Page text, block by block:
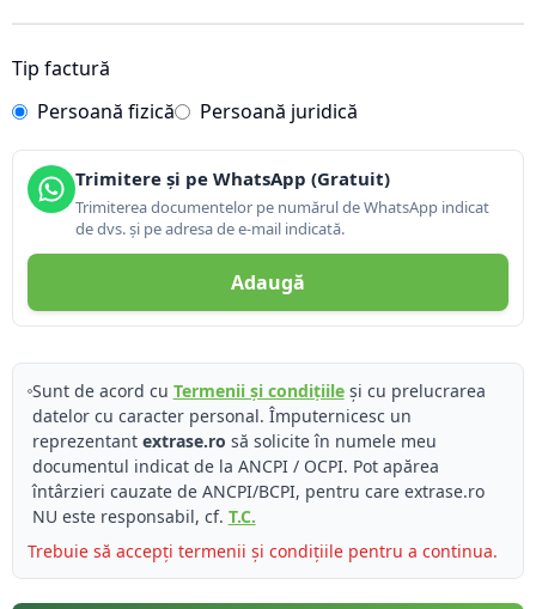
Tip factură
Persoană fizică
Persoană juridică
Trimitere și pe WhatsApp (Gratuit)
Trimiterea documentelor pe numărul de WhatsApp indicat
de dvs. și pe adresa de e-mail indicată.
Adaugă
Sunt de acord cu Termenii și condițiileși cu prelucrarea
datelor cu caracter personal. Împuternicesc un
reprezentant extrase.ro să solicite în numele meu
documentul indicat de la ANCPI / OCPI. Pot apărea
întârzieri cauzate de ANCPI/BCPI, pentru care extrase.ro
NU este responsabil, cf. T.C.
Trebuie să accepți termenii și condițiile pentru a continua.